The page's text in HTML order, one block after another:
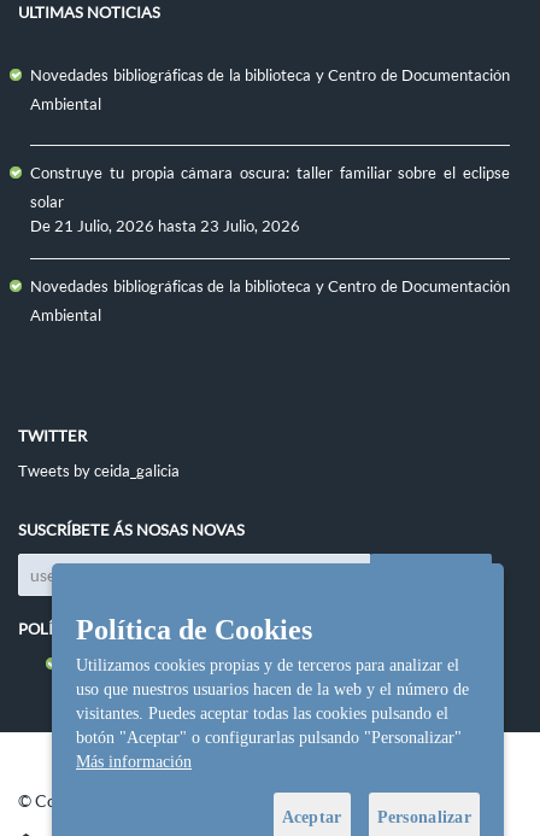
ULTIMAS NOTICIAS
Novedades bibliográficas de la biblioteca y Centro de Documentación
Ambiental
Construye tu propia cámara oscura: taller familiar sobre el eclipse
solar
De 21 Julio, 2026 hasta 23 Julio, 2026
Novedades bibliográficas de la biblioteca y Centro de Documentación
Ambiental
TWITTER
Tweets by ceida_galicia
SUSCRÍBETE ÁS NOSAS NOVAS
POLÍTICAS DO SITIO
Política de cookies
© Copyright Ceida.
Política de Cookies
Utilizamos cookies propias y de terceros para analizar el
uso que nuestros usuarios hacen de la web y el número de
visitantes. Puedes aceptar todas las cookies pulsando el
botón "Aceptar" o configurarlas pulsando "Personalizar"
Más información
Aceptar Personalizar